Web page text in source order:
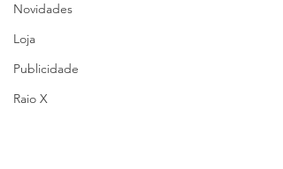
Novidades
Loja
Publicidade
Raio X